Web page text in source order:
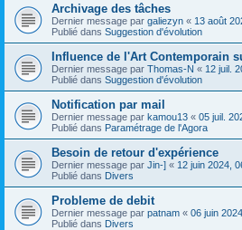
Archivage des tâches
Dernier message par galiezyn « 13 août
Publié dans Suggestion d'évolution
Influence de l'Art Contemporain
Dernier message par Thomas-N « 12 juil.
Publié dans Suggestion d'évolution
Notification par mail
Dernier message par kamou13 « 05 juil.
Publié dans Paramétrage de l'Agora
Besoin de retour d'expérience
Dernier message par Jin-] « 12 juin 2024,
Publié dans Divers
Probleme de debit
Dernier message par patnam « 06 juin
Publié dans Divers